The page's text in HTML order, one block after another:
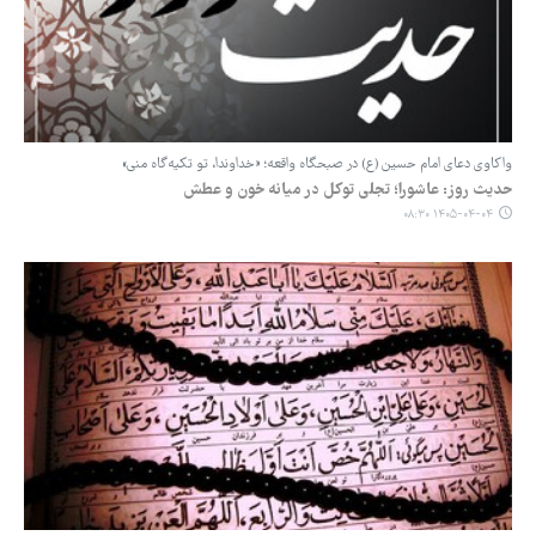
واکاوی دعای امام حسین (ع) در صبحگاه واقعه؛ «خداوندا، تو تکیه‌گاه منی»
حدیث روز: عاشورا؛ تجلی توکل در میانه خون و عطش
۱۴۰۵-۰۴-۰۴ ۰۸:۳۰